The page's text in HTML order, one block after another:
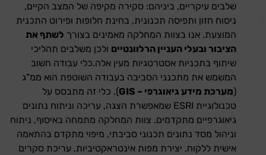
שלבים עיקריים, ביניהם: סקירה מקיפה של המצב הקיים,
ניסוח חזון ותפיסה תכנונית, בחינת חלופות ופירוט התכנית
המוצעת. אנו בצוות המחלקה מאמינים בצורך לשתף את
הציבור ובעלי העניין הרלוונטיים ולכן משלבים תהליכי
שיתוף בתכניות אסטרטגיות מעין אלה.כלי עבודה חשוב
המשמש את מתכנני הסביבה בעבודה השוטפת הוא ממ"ג
(מערכת מידע גיאוגרפי – GIS
). כלי זה מתבסס על
טכנולוגיית ESRI שמאפשרת הצגה, עריכה וניתוח נתונים
גיאוגרפיים מתקדמים. צוות המחלקה מתמחה באיסוף, ניתוח
וניהול מסד נתונים תכנוני סביבתי, מיפוי מתקדם בהתאמה
אישית ללקוח, יצירת מפות אינטראקטיביות, עריכת סקרים